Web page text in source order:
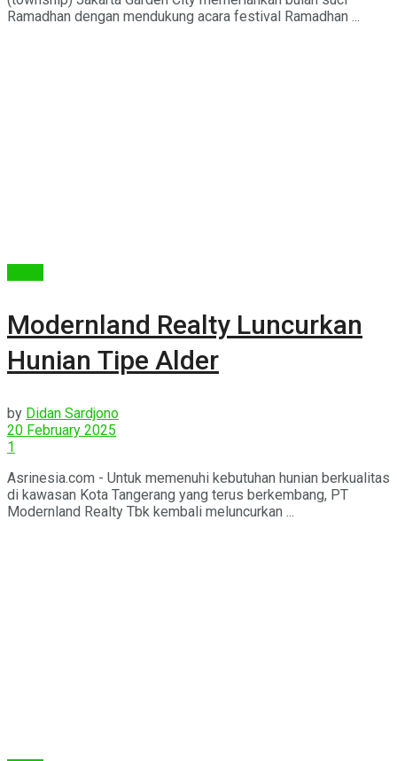
Ramadhan dengan mendukung acara festival Ramadhan ...
Modernland Realty Luncurkan
Hunian Tipe Alder
by Didan Sardjono
20 February 2025
1
Asrinesia.com - Untuk memenuhi kebutuhan hunian berkualitas
di kawasan Kota Tangerang yang terus berkembang, PT
Modernland Realty Tbk kembali meluncurkan ...